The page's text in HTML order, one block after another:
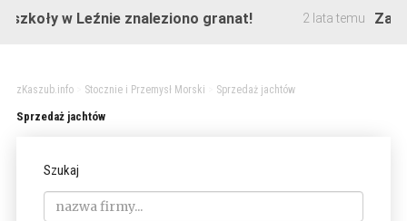
w Leźnie znaleziono granat! 2 lata temu
zKaszub.info> Stocznie i Przemysł Morski Sprzedaż jachtów
Sprzedaż jachtów
Szukaj